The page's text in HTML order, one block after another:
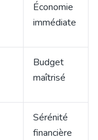
Économie
immédiate
Budget
maîtrisé
Sérénité
financière